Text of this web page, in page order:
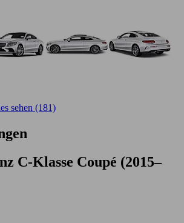
sehen (181)
C-Klasse Coupé (2015–